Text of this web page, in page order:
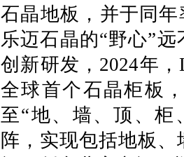
石晶地板，并于同
乐迈石晶的“野心”
创新研发，2024年
全球首个石晶柜板
至“地、墙、顶、柜
阵，实现包括地板